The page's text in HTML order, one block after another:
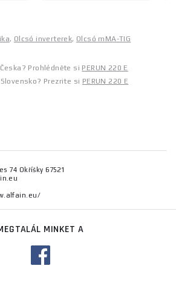
, Olcsó inverterek, Olcsó mMA-TIG
Prohlédněte si PERUN 220 E
Prezrite si PERUN 220 E
74 Okříšky 67521
MINKET A